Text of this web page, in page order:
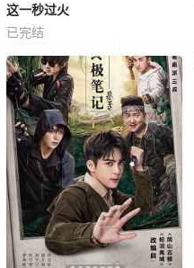
这一秒过火
已完结